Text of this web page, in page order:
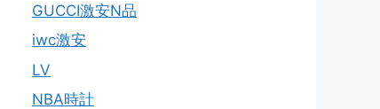
GUCCI激安N品
iwc激安
LV
NBA時計